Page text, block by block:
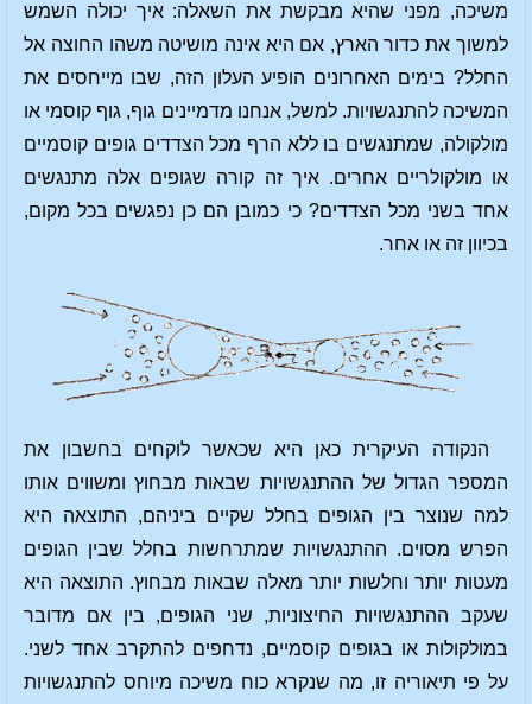
משיכה, מפני שהיא מבקשת את השאלה: איך יכולה השמש
למשוך את כדור הארץ, אם היא אינה מושיטה משהו החוצה אל
החלל? בימים האחרונים הופיע העלון הזה, שבו מייחסים את
המשיכה להתנגשויות. למשל, אנחנו מדמיינים גוף, גוף קוסמי או
מולקולה, שמתנגשים בו ללא הרף מכל הצדדים גופים קוסמיים
או מולקולריים אחרים. איך זה קורה שגופים אלה מתנגשים
אחד בשני מכל הצדדים? כי כמובן הם כן נפגשים בכל מקום,
בכיוון זה או אחר.
הנקודה העיקרית כאן היא שכאשר לוקחים בחשבון את
המספר הגדול של ההתנגשויות שבאות מבחוץ ומשווים אותו
למה שנוצר בין הגופים בחלל שקיים ביניהם, התוצאה היא
הפרש מסוים. ההתנגשויות שמתרחשות בחלל שבין הגופים
מעטות יותר וחלשות יותר מאלה שבאות מבחוץ. התוצאה היא
שעקב ההתנגשויות החיצוניות, שני הגופים, בין אם מדובר
במולקולות או בגופים קוסמיים, נדחפים להתקרב אחד לשני.
על פי תיאוריה זו, מה שנקרא כוח משיכה מיוחס להתנגשויות